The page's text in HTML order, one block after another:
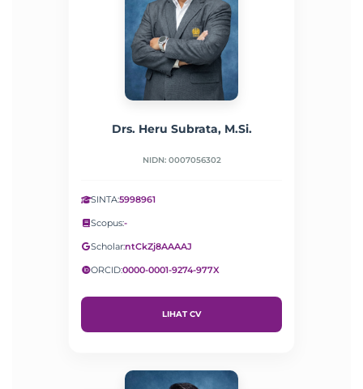
Drs. Heru Subrata, M.Si.
NIDN: 0007056302
SINTA:5998961
Scopus:-
Scholar:ntCkZj8AAAAJ
ORCID:0000-0001-9274-977X
LIHAT CV